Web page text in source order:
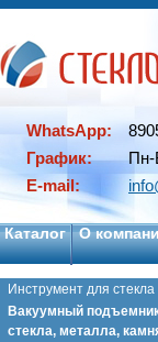
WhatsApp:
График:
Пн-
E-mail:
Каталог О
Инструмент для стекла
Вакуумный
стекла, металла,